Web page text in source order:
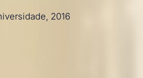
2016